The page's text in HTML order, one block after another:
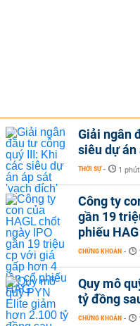
Giải ngân
siêu dự án
THỜI SỰ - 1
Công ty
gần 19
phiếu HAG
CHỨNG KHOÁN -
Quy mô
tỷ đồng
CHỨNG KHOÁN -